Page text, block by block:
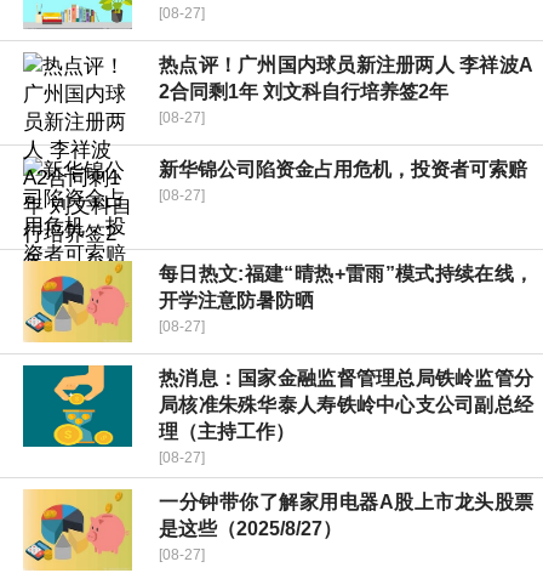
[08-27]
热点评！广州国内球员新注册两人 李祥波A
2合同剩1年 刘文科自行培养签2年
[08-27]
新华锦公司陷资金占用危机，投资者可索赔
[08-27]
每日热文:福建“晴热+雷雨”模式持续在线，
开学注意防暑防晒
[08-27]
热消息：国家金融监督管理总局铁岭监管分
局核准朱殊华泰人寿铁岭中心支公司副总经
理（主持工作）
[08-27]
一分钟带你了解家用电器A股上市龙头股票
是这些（2025/8/27）
[08-27]